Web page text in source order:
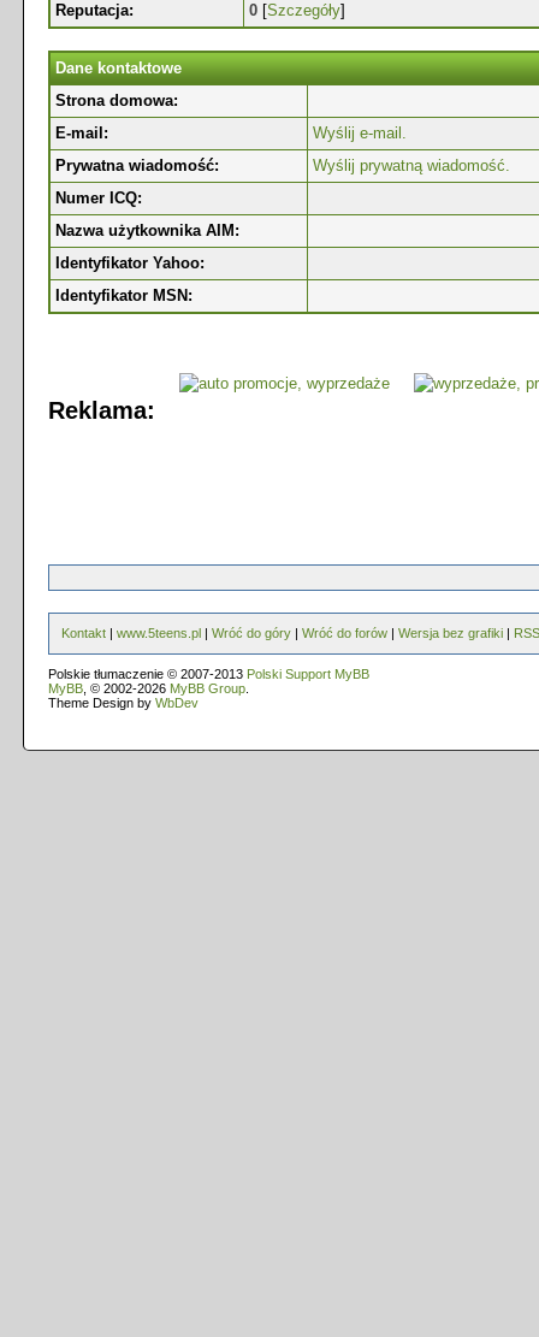
Reputacja: 0 [Szczegóły]
Dane kontaktowe
Strona domowa:
E-mail:
Wyślij e-mail.
Prywatna wiadomość:
Wyślij prywatną wiadomość.
Numer ICQ:
Nazwa użytkownika AIM:
Identyfikator Yahoo:
Identyfikator MSN:
Reklama:
Kontakt | www.5teens.pl | Wróć do góry | Wróć do forów | Wersja bez grafiki | RSS
Polskie tłumaczenie © 2007-2013 Polski Support MyBB
MyBB , © 2002-2026 MyBB Group
Theme Design by WbDev